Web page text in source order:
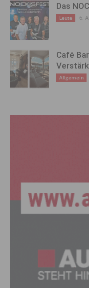
Das
Leute 6.
Café
Allgemein